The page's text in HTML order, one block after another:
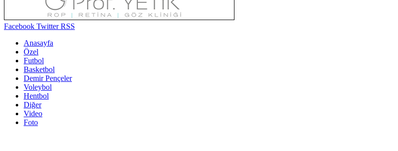
Facebook TwitterRSS
Anasayfa
Özel
Futbol
Basketbol
Demir Pençeler
Voleybol
Hentbol
Diğer
Video
Foto